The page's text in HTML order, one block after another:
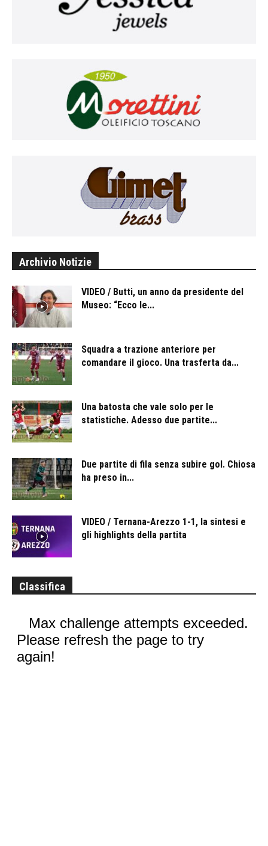
Archivio Notizie
VIDEO / Butti, un anno da presidente del
Museo: “Ecco le...
Squadra a trazione anteriore per
comandare il gioco. Una trasferta da...
Una batosta che vale solo per le
statistiche. Adesso due partite...
Due partite di fila senza subire gol. Chiosa
ha preso in...
VIDEO / Ternana-Arezzo 1-1, la sintesi e
gli highlights della partita
Classifica